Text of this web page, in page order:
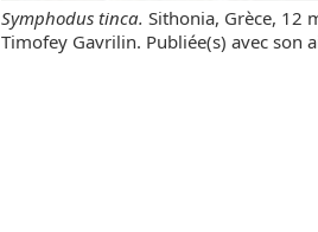
Symphodus tinca. Sithonia, Grèce, 12
Timofey Gavrilin. Publiée(s) avec son